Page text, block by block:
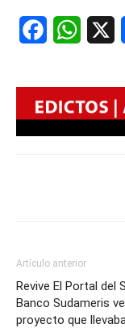
Facebook
Artículo anterior
Revive El Portal del
Banco Sudameris
proyecto que